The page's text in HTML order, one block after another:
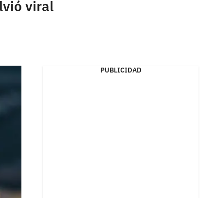
viral
PUBLICIDAD